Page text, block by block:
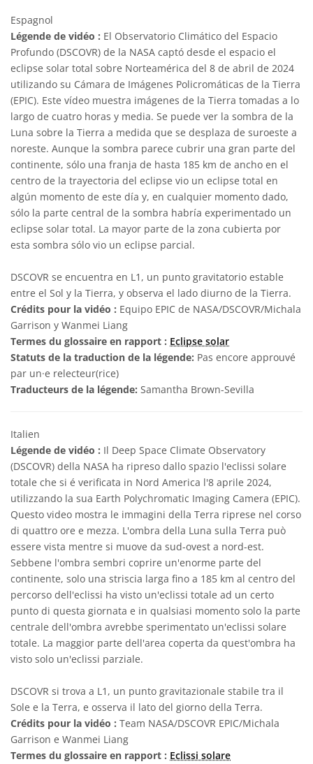
Espagnol
Légende de vidéo : El Observatorio Climático del Espacio
Profundo (DSCOVR) de la NASA captó desde el espacio el
eclipse solar total sobre Norteamérica del 8 de abril de 2024
utilizando su Cámara de Imágenes Policromáticas de la Tierra
(EPIC). Este vídeo muestra imágenes de la Tierra tomadas a lo
largo de cuatro horas y media. Se puede ver la sombra de la
Luna sobre la Tierra a medida que se desplaza de suroeste a
noreste. Aunque la sombra parece cubrir una gran parte del
continente, sólo una franja de hasta 185 km de ancho en el
centro de la trayectoria del eclipse vio un eclipse total en
algún momento de este día y, en cualquier momento dado,
sólo la parte central de la sombra habría experimentado un
eclipse solar total. La mayor parte de la zona cubierta por
esta sombra sólo vio un eclipse parcial.
DSCOVR se encuentra en L1, un punto gravitatorio estable
entre el Sol y la Tierra, y observa el lado diurno de la Tierra.
Crédits pour la vidéo : Equipo EPIC de NASA/DSCOVR/Michala
Garrison y Wanmei Liang
Termes du glossaire en rapport : Eclipse solar
Statuts de la traduction de la légende: Pas encore approuvé
par un·e relecteur(rice)
Traducteurs de la légende: Samantha Brown-Sevilla
Italien
Légende de vidéo : Il Deep Space Climate Observatory
(DSCOVR) della NASA ha ripreso dallo spazio l'eclissi solare
totale che si é verificata in Nord America l'8 aprile 2024,
utilizzando la sua Earth Polychromatic Imaging Camera (EPIC).
Questo video mostra le immagini della Terra riprese nel corso
di quattro ore e mezza. L'ombra della Luna sulla Terra può
essere vista mentre si muove da sud-ovest a nord-est.
Sebbene l'ombra sembri coprire un'enorme parte del
continente, solo una striscia larga fino a 185 km al centro del
percorso dell'eclissi ha visto un'eclissi totale ad un certo
punto di questa giornata e in qualsiasi momento solo la parte
centrale dell'ombra avrebbe sperimentato un'eclissi solare
totale. La maggior parte dell'area coperta da quest'ombra ha
visto solo un'eclissi parziale.
DSCOVR si trova a L1, un punto gravitazionale stabile tra il
Sole e la Terra, e osserva il lato del giorno della Terra.
Crédits pour la vidéo : Team NASA/DSCOVR EPIC/Michala
Garrison e Wanmei Liang
Termes du glossaire en rapport : Eclissi solare